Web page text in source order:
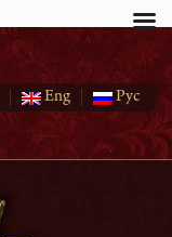
Eng Рус